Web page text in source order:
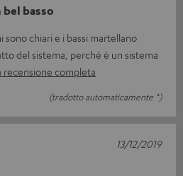
bel basso
sono chiari e i bassi martellano
del sistema, perché è un sistema
recensione completa
(tradotto automaticamente *)
13/12/2019